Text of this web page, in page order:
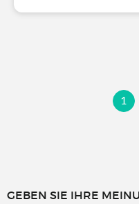
1
GEBEN SIE IHRE